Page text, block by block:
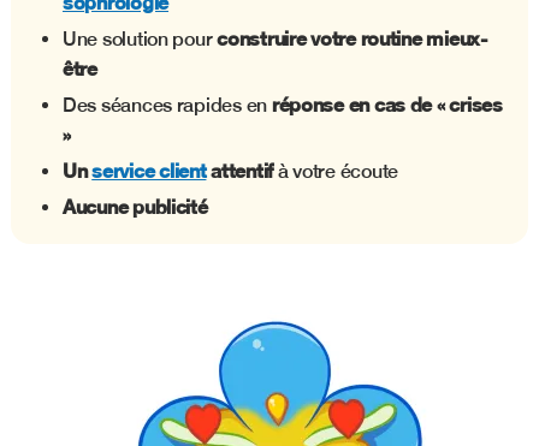
Une solution pourconstruire votre routine mieux-
être
Des séances rapides en réponse en cas de « crises
»
Unservice clientattentifà votre écoute
Aucune publicité